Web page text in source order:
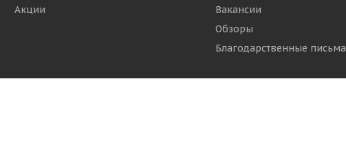
Акции
Вакансии
Обзоры
Благодарственные письма